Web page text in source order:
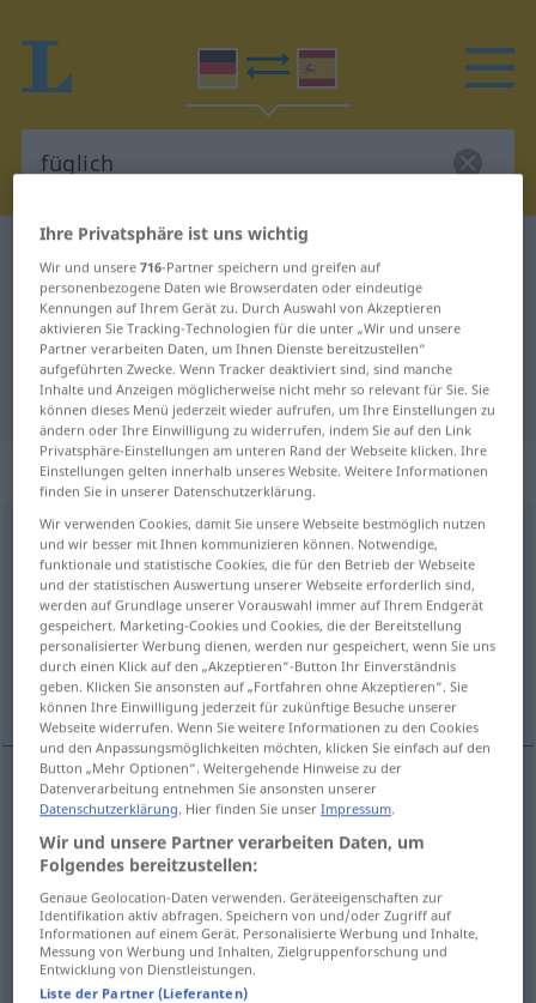
Deutsch-Spanisch Übersetzung für
"füglich"
"füglich" Spanisch Übersetzung
„füglich“: Adverb
füglichadv OBS
Übersicht aller Übersetzungen
(Für mehr Details die Übersetzung anklicken/antippen)
convenientemente, oportunamente, con
razón, bien
convenientemente füglich
oportunamente füglich
conrazón füglichmit Fug und Recht
bien füglich wohl
Ihre Privatsphäre ist uns wichtig
Wir und unsere716-Partner speichern und greifen auf
personenbezogene Daten wie Browserdaten oder eindeutige
Kennungen auf Ihrem Gerät zu. Durch Auswahl von Akzeptieren
aktivieren Sie Tracking-Technologien für die unter „Wir und unsere
Partner verarbeiten Daten, um Ihnen Dienste bereitzustellen“
aufgeführten Zwecke. Wenn Tracker deaktiviert sind, sind manche
Inhalte und Anzeigen möglicherweise nicht mehr so relevant für Sie. Sie
können dieses Menü jederzeit wieder aufrufen, um Ihre Einstellungen zu
ändern oder Ihre Einwilligung zu widerrufen, indem Sie auf den Link
Privatsphäre-Einstellungen am unteren Rand der Webseite klicken. Ihre
Einstellungen gelten innerhalb unseres Website. Weitere Informationen
finden Sie in unserer Datenschutzerklärung.
Wir verwenden Cookies, damit Sie unsere Webseite bestmöglich nutzen
und wir besser mit Ihnen kommunizieren können. Notwendige,
funktionale und statistische Cookies, die für den Betrieb der Webseite
und der statistischen Auswertung unserer Webseite erforderlich sind,
werden auf Grundlage unserer Vorauswahl immer auf Ihrem Endgerät
gespeichert. Marketing-Cookies und Cookies, die der Bereitstellung
personalisierter Werbung dienen, werden nur gespeichert, wenn Sie uns
durch einen Klick auf den „Akzeptieren“-Button Ihr Einverständnis
geben. Klicken Sie ansonsten auf „Fortfahren ohne Akzeptieren“. Sie
können Ihre Einwilligung jederzeit für zukünftige Besuche unserer
Webseite widerrufen. Wenn Sie weitere Informationen zu den Cookies
und den Anpassungsmöglichkeiten möchten, klicken Sie einfach auf den
Button „Mehr Optionen“. Weitergehende Hinweise zu der
Datenverarbeitung entnehmen Sie ansonsten unserer
Datenschutzerklärung. Hier finden Sie unserImpressum.
Wir und unsere Partner verarbeiten Daten, um
Folgendes bereitzustellen:
Genaue Geolocation-Daten verwenden. Geräteeigenschaften zur
Identifikation aktiv abfragen. Speichern von und/oder Zugriff auf
Informationen auf einem Gerät. Personalisierte Werbung und Inhalte,
Messung von Werbung und Inhalten, Zielgruppenforschung und
Entwicklung von Dienstleistungen.
Liste der Partner (Lieferanten)